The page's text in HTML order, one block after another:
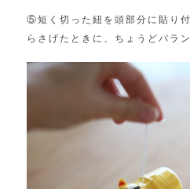
⑤短く切った紐を頭部分に貼り
らさげたときに、ちょうどバラ